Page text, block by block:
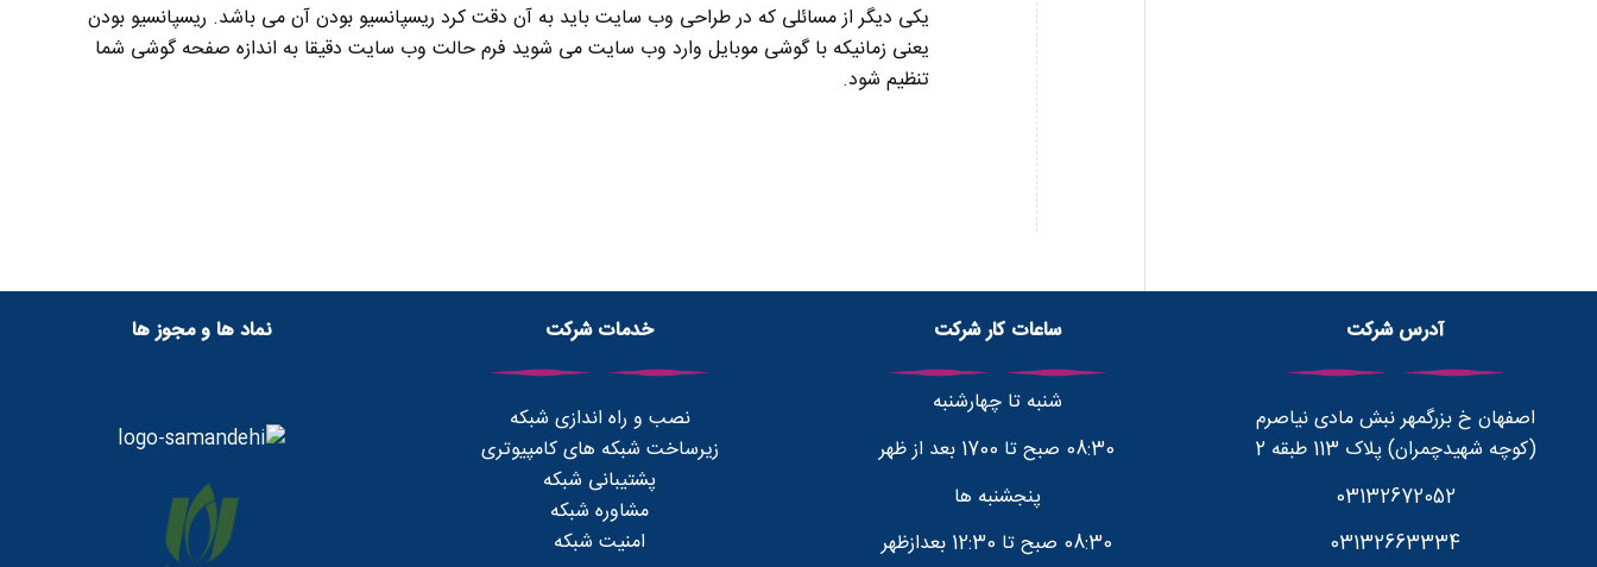
یکی دیگر از مسائلی که در طراحی وب سایت باید به آن دقت کرد ریسپانسیو بودن آن می باشد. ریسپانسیو بودن
یعنی زمانیکه با گوشی موبایل وارد وب سایت می شوید فرم حالت وب سایت دقیقا به اندازه صفحه گوشی شما
تنظیم شود.
آدرس شرکت
اصفهان خ بزرگمهر نبش مادی نیاصرم
(کوچه شهیدچمران) پلاک 113 طبقه 2
03132672052
03132663334
ساعات کار شرکت
شنبه تا چهارشنبه
08:30 صبح تا 1700 بعد از ظهر
پنجشنبه ها
08:30 صبح تا 12:30 بعدازظهر
خدمات شرکت
نصب و راه اندازی شبکه
زیرساخت شبکه های کامپیوتری
پشتیبانی شبکه
مشاوره شبکه
امنیت شبکه
نماد ها و مجوز ها